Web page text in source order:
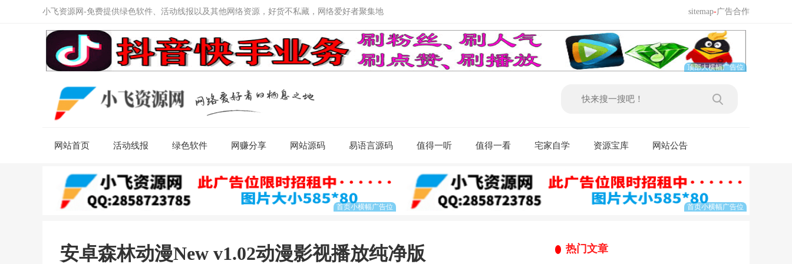
小飞资源网-免费提供绿色软件、活动线报以及其他网络资源，好货不私藏，网络爱好者聚集地 sitemap-广告合作
网站首页 活动线报 绿色软件 网赚分享 网站源码 易语言源码 值得一听 值得一看 宅家自学 资源宝库 网站公告
安卓森林动漫New v1.02动漫影视播放纯净版 热门文章